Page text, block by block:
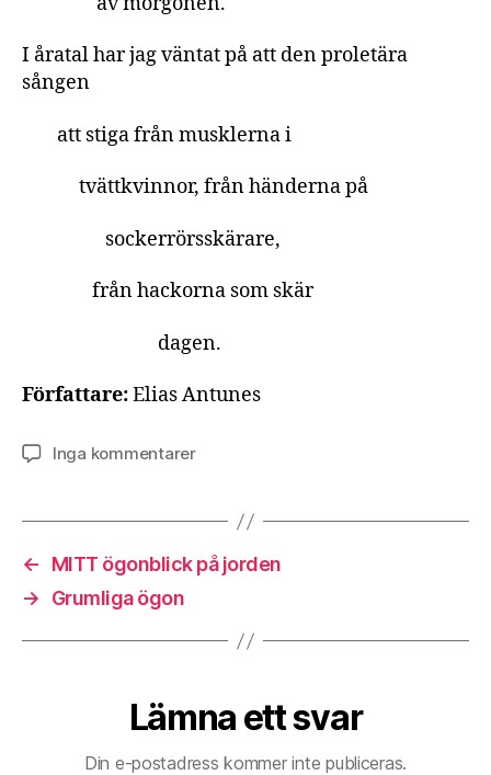
I åratal har jag väntat på att den proletära
sången
att stiga från musklerna i
tvättkvinnor, från händerna på
sockerrörsskärare,
från hackorna som skär
dagen.
Författare:Elias Antunes
Inga kommentarertill
SÅNGEN
←
MITT ögonblick på jorden
→
Grumliga ögon
Lämna ett svar
Din e-postadress kommer inte publiceras.